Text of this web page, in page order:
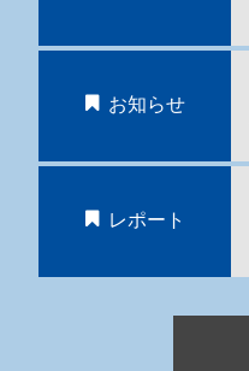
お知らせ
レポート